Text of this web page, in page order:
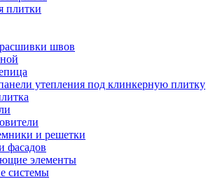
плитки
швов
утепления под клинкерную плитку
и решетки
фасадов
элементы
системы